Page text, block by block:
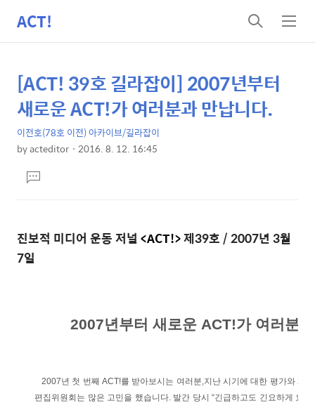
ACT!
검
색
메
뉴
상
세
컨
텐
본
문
제
목
[ACT! 39호 길라잡이] 2007년부터
새로운 ACT!가 여러분과 만납니다.
이전호(78호 이전) 아카이브/길라잡이
byacteditor 2016. 8. 12. 16:45
문댓
글
진보적 미디어 운동 저널<ACT!>제39호 / 2007년 3월
7일
2007년부터 새로운 ACT!가 여러분
2007년 첫 번째 ACT!를 받아보시는 여러분,지난 시기에 대한 평가와
편집위원회는 많은 고민을 했습니다. 발간 당시 “긴급하고도 긴요하게 요